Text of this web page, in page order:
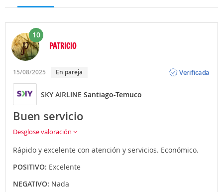
10
PATRICIO
15/08/2025 En pareja
Verificada
SKY AIRLINE Santiago-Temuco
Buen servicio
Desglose valoración
Rápido y excelente con atención y servicios. Económico.
POSITIVO: Excelente
NEGATIVO: Nada